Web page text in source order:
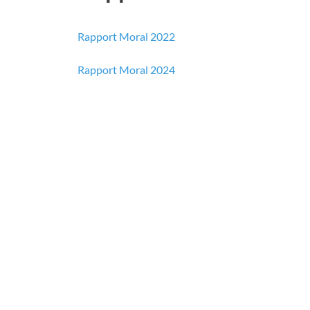
Rapport Moral 2022
Rapport Moral 2024